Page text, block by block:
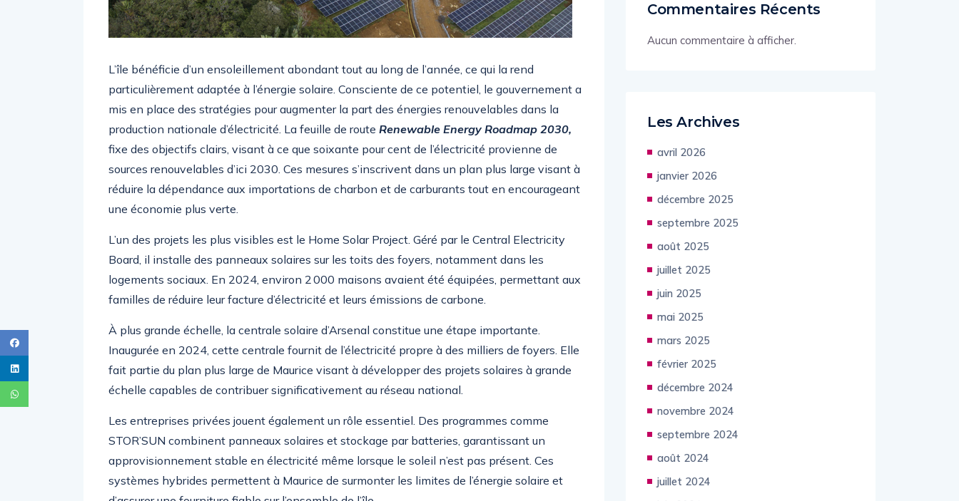
L’île bénéficie d’un ensoleillement abondant tout au long de l’année, ce qui la rend
particulièrement adaptée à l’énergie solaire. Consciente de ce potentiel, le gouvernement a
mis en place des stratégies pour augmenter la part des énergies renouvelables dans la
production nationale d’électricité. La feuille de route Renewable Energy Roadmap 2030,
fixe des objectifs clairs, visant à ce que soixante pour cent de l’électricité provienne de
sources renouvelables d’ici 2030. Ces mesures s’inscrivent dans un plan plus large visant à
réduire la dépendance aux importations de charbon et de carburants tout en encourageant
une économie plus verte.
L’un des projets les plus visibles est le Home Solar Project. Géré par le Central Electricity
Board, il installe des panneaux solaires sur les toits des foyers, notamment dans les
logements sociaux. En 2024, environ 2 000 maisons avaient été équipées, permettant aux
familles de réduire leur facture d’électricité et leurs émissions de carbone.
À plus grande échelle, la centrale solaire d’Arsenal constitue une étape importante.
Inaugurée en 2024, cette centrale fournit de l’électricité propre à des milliers de foyers. Elle
fait partie du plan plus large de Maurice visant à développer des projets solaires à grande
échelle capables de contribuer significativement au réseau national.
Les entreprises privées jouent également un rôle essentiel. Des programmes comme
STOR’SUN combinent panneaux solaires et stockage par batteries, garantissant un
approvisionnement stable en électricité même lorsque le soleil n’est pas présent. Ces
systèmes hybrides permettent à Maurice de surmonter les limites de l’énergie solaire et
Commentaires Récents
Aucun commentaire à afficher.
Les Archives
avril 2026
janvier 2026
décembre 2025
septembre 2025
août 2025
juillet 2025
juin 2025
mai 2025
mars 2025
février 2025
décembre 2024
novembre 2024
septembre 2024
août 2024
juillet 2024